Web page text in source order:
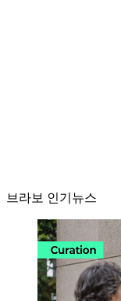
브라보 인기뉴스